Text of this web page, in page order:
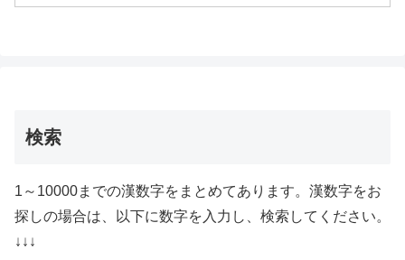
検索
1～10000までの漢数字をまとめてあります。漢数字をお
探しの場合は、以下に数字を入力し、検索してください。
↓↓↓